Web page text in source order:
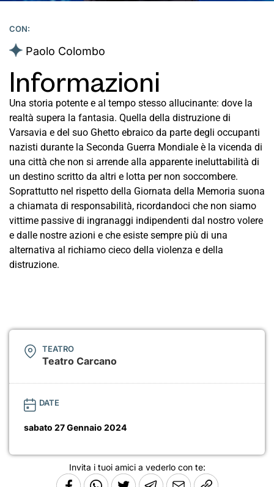
CON:
Paolo Colombo
Informazioni
Una storia potente e al tempo stesso allucinante: dove la
realtà supera la fantasia. Quella della distruzione di
Varsavia e del suo Ghetto ebraico da parte degli occupanti
nazisti durante la Seconda Guerra Mondiale è la vicenda di
una città che non si arrende alla apparente ineluttabilità di
un destino scritto da altri e lotta per non soccombere.
Soprattutto nel rispetto della Giornata della Memoria suona
a chiamata di responsabilità, ricordandoci che non siamo
vittime passive di ingranaggi indipendenti dal nostro volere
e dalle nostre azioni e che esiste sempre più di una
alternativa al richiamo cieco della violenza e della
distruzione.
TEATRO
Teatro Carcano
DATE
sabato 27 Gennaio 2024
Invita i tuoi amici a vederlo con te: